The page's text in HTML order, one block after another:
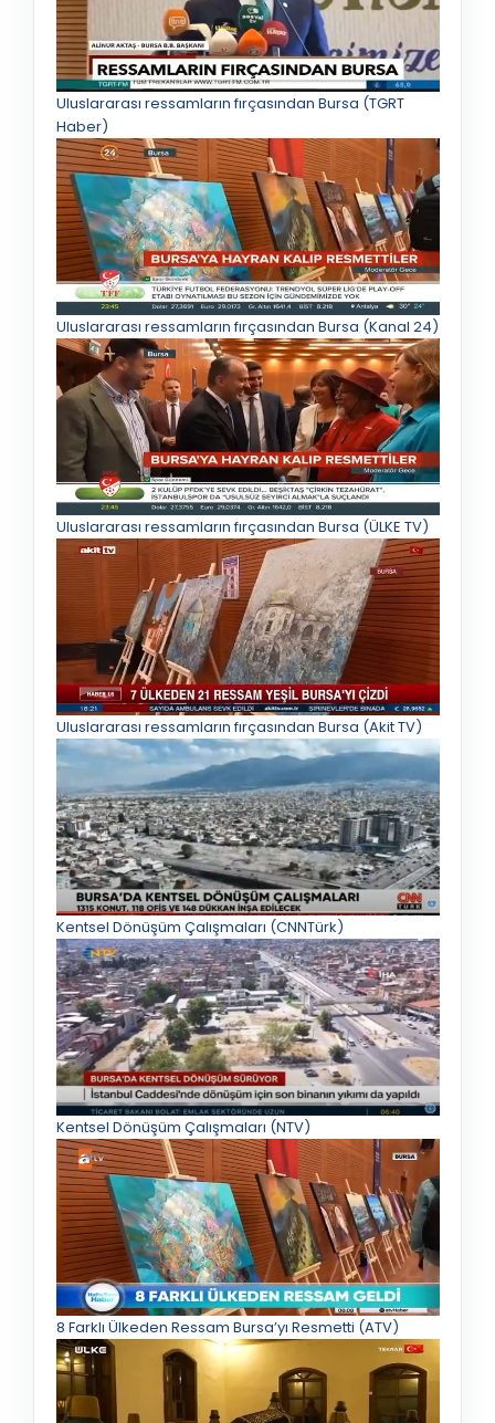
Uluslararası ressamların fırçasından Bursa (TGRT
Haber)
Uluslararası ressamların fırçasından Bursa (Kanal 24)
Uluslararası ressamların fırçasından Bursa (ÜLKE TV)
Uluslararası ressamların fırçasından Bursa (Akit TV)
Kentsel Dönüşüm Çalışmaları (CNNTürk)
Kentsel Dönüşüm Çalışmaları (NTV)
8 Farklı Ülkeden Ressam Bursa’yı Resmetti (ATV)